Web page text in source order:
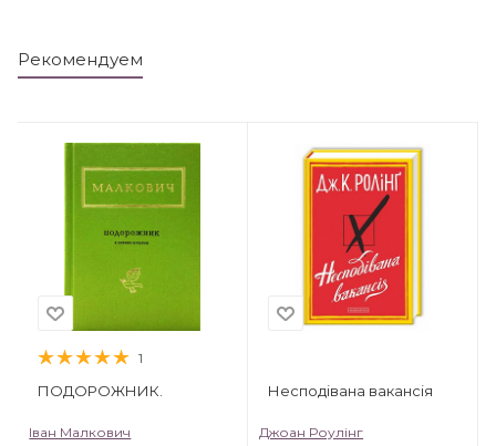
Рекомендуем
1
ПОДОРОЖНИК.
Іван Малкович
Несподівана вакансія
Джоан Роулінг